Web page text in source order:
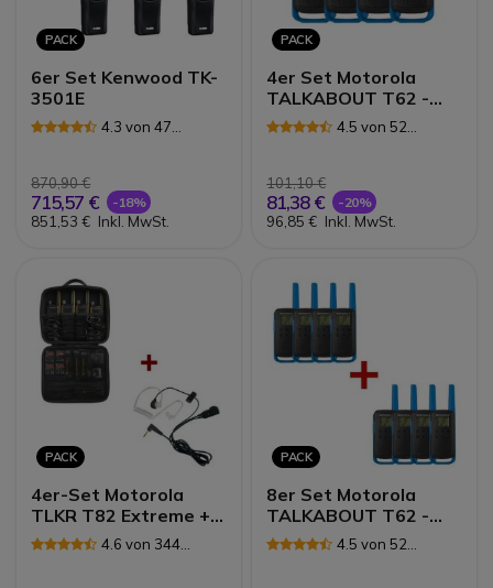
PACK
6er Set Kenwood TK-
3501E
4.3 von 47
870,90 €
715,57 € -18%
851,53 € Inkl. MwSt.
PACK
4er Set Motorola
TALKABOUT T62 -
blau
4.5 von 52
101,10 €
81,38 € -20%
96,85 € Inkl. MwSt.
PACK
4er-Set Motorola
TLKR T82 Extreme + 4
Bodyguard Kits
4.6 von 344
PACK
8er Set Motorola
TALKABOUT T62 -
blau
4.5 von 52